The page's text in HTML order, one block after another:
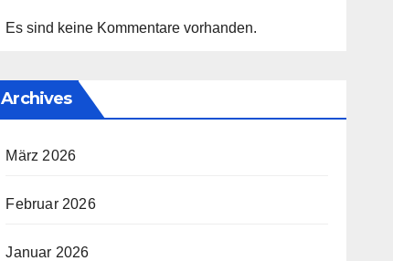
Es sind keine Kommentare vorhanden.
Archives
März 2026
Februar 2026
Januar 2026